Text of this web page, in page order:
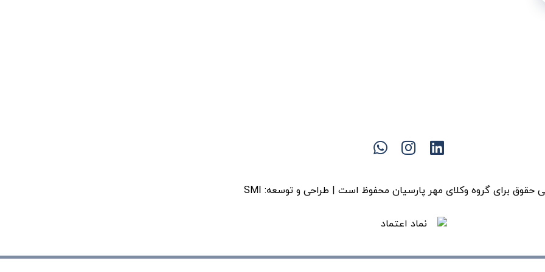
حقوق برای گروه وکلای مهر پارسیان محفوظ است | طراحی و توسعه: SMI